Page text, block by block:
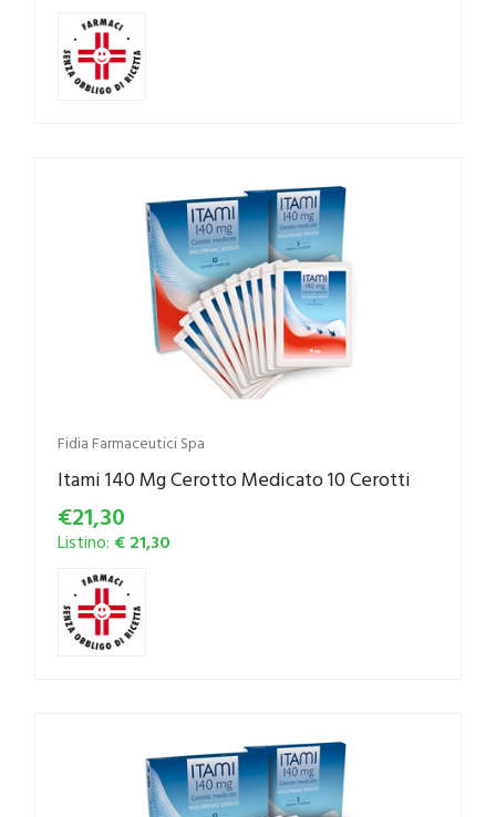
Fidia Farmaceutici Spa
Itami 140 Mg Cerotto Medicato 10 Cerotti
€21,30
Listino: € 21,30